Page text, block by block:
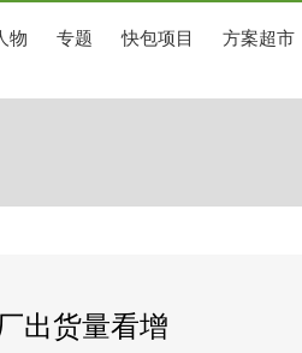
物 专题 快包项目 方案超市
出货量看增